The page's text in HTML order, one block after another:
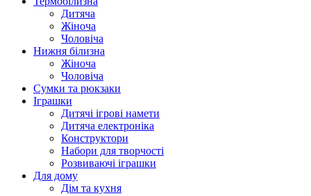
Дитяча
Жіноча
Чоловіча
Нижня білизна
Жіноча
Чоловіча
Сумки та рюкзаки
Іграшки
Дитячі ігрові намети
Дитяча електроніка
Конструктори
Набори для творчості
Розвиваючі іграшки
Для дому
Дім та кухня